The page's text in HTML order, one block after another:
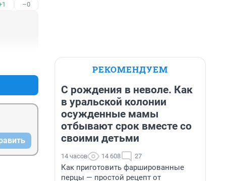
–0
РЕКОМЕНДУЕМ
С рождения в неволе. Как
в уральской колонии
осужденные мамы
отбывают срок вместе со
своими детьми
14 часов 14 608 27
Как приготовить фаршированные
перцы — простой рецепт от